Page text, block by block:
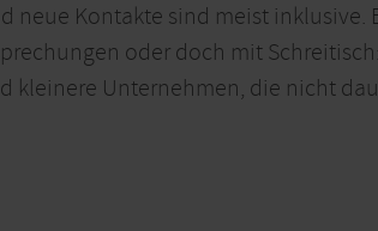
Kontakte sind meist inklusive.
oder doch mit
kleinere Unternehmen, die nicht